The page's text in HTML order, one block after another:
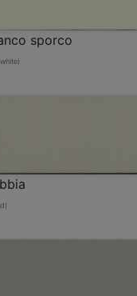
sporco